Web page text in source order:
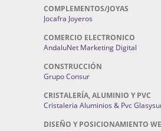
COMPLEMENTOS/JOYAS
Jocafra Joyeros
COMERCIO ELECTRONICO
AndaluNet Marketing Digital
CONSTRUCCIÓN
Grupo Consur
CRISTALERÍA, ALUMINIO Y PVC
Cristaleria Aluminios & Pvc
DISEÑO Y POSICIONAMIENTO